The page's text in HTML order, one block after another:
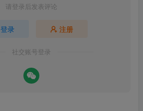
请登录后发表评论
登录 注册
社交账号登录